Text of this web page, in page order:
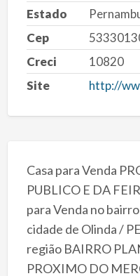
Estado
Cep
Creci
10820
Site
http://
Casa para Venda
PUBLICO E DA
para Venda no
cidade de Olinda /
região BAIRRO
PROXIMO DO